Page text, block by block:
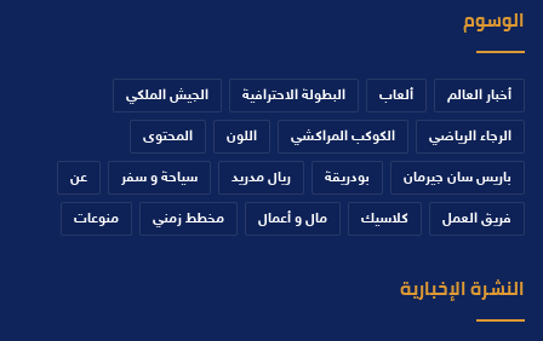
الوسوم
أخبار العالم ألعاب البطولة الاحترافية الجيش الملكي
الرجاء الرياضي الكوكب المراكشي اللون المحتوى
باريس سان جيرمان بودريقة ريال مدريد سياحة و سفر عن
فريق العمل كلاسيك مال و أعمال مخطط زمني منوعات
النشرة الإخبارية